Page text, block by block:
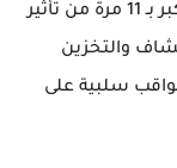
ليست" اليومية أن تأثيره الضار على المناخ أكبر بـ 11 مرة من تأثير
والتخزين
سلبية على